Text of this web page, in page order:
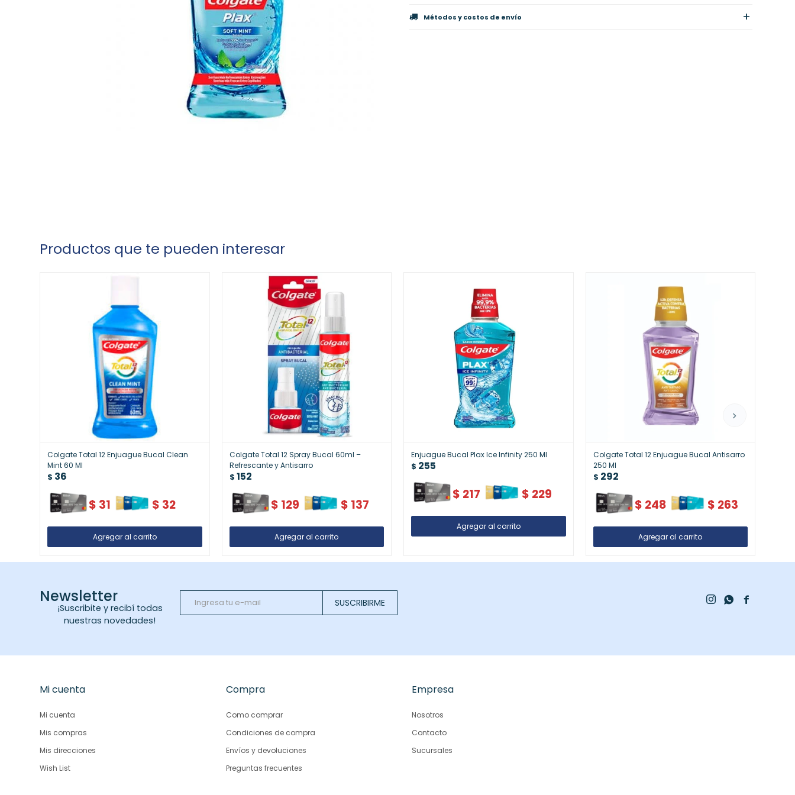
Métodos y costos de envío
Productos que te pueden interesar
Colgate Total 12 Enjuague Bucal Clean
Mint 60 Ml
$ 36
$ 31 $ 32
Colgate Total 12 Spray Bucal 60ml –
Refrescante y Antisarro
$ 152
$ 129 $ 137
Enjuague Bucal Plax Ice Infinity 250 Ml
$ 255
$ 217 $ 229
Colgate Total 12 Enjuague Bucal Antisarro
250 Ml
$ 292
$ 248 $ 263
Newsletter
¡Suscribite y recibí todas
nuestras novedades!
SUSCRIBIRME 
 
Mi cuenta
Mi cuenta
Mis compras
Mis direcciones
Wish List
Compra
Como comprar
Condiciones de compra
Envíos y devoluciones
Preguntas frecuentes
Empresa
Nosotros
Contacto
Sucursales